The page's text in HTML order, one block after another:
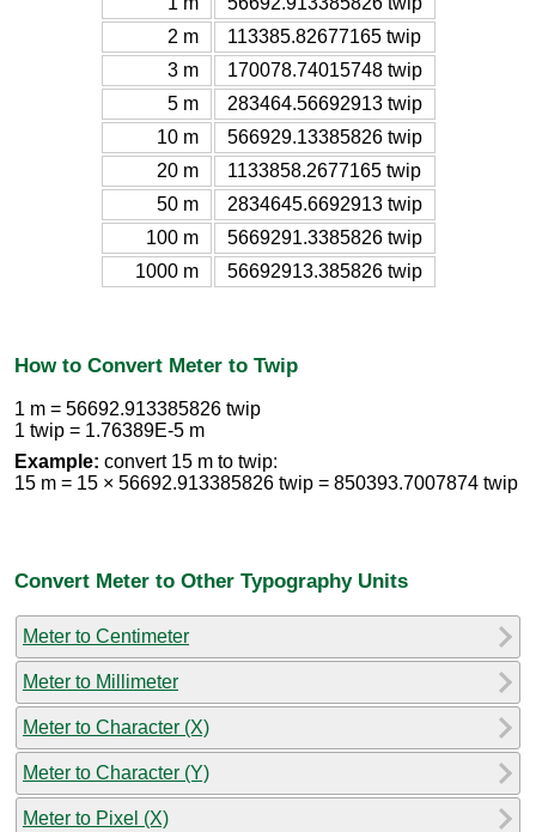
2 m
113385.82677165 twip
3 m
170078.74015748 twip
5 m
283464.56692913 twip
10 m
566929.13385826 twip
20 m
1133858.2677165 twip
50 m
2834645.6692913 twip
100 m
5669291.3385826 twip
1000 m
56692913.385826 twip
How to Convert Meter to Twip
1 m = 56692.913385826 twip
1 twip = 1.76389E-5 m
Example: convert 15 m to twip:
15 m = 15 × 56692.913385826 twip = 850393.7007874 twip
Convert Meter to Other Typography Units
Meter to Centimeter
Meter to Millimeter
Meter to Character (X)
Meter to Character (Y)
Meter to Pixel (X)